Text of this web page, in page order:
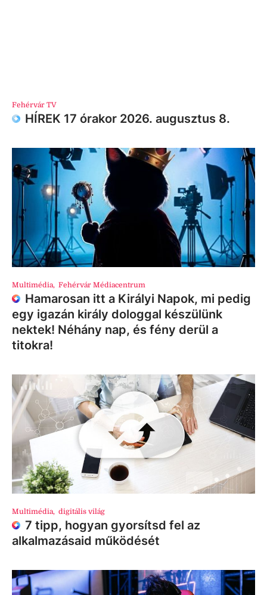
Fehérvár TV
HÍREK 17 órakor 2026. augusztus 8.
Multimédia, Fehérvár Médiacentrum
Hamarosan itt a Királyi Napok, mi pedig
egy igazán király dologgal készülünk
nektek! Néhány nap, és fény derül a
titokra!
Multimédia, digitális világ
7 tipp, hogyan gyorsítsd fel az
alkalmazásaid működését